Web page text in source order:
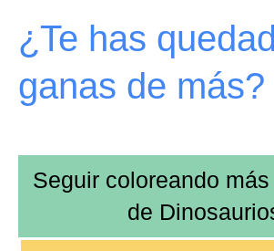
¿Te has
ganas de más?
Seguir coloreando
de